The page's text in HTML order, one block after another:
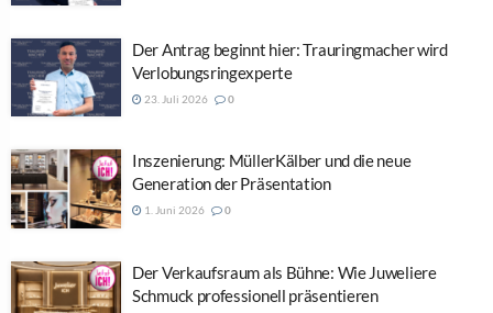
Der Antrag beginnt hier: Trauringmacher wird
Verlobungsringexperte
23. Juli 2026 0
Inszenierung: MüllerKälber und die neue
Generation der Präsentation
1. Juni 2026 0
Der Verkaufsraum als Bühne: Wie Juweliere
Schmuck professionell präsentieren